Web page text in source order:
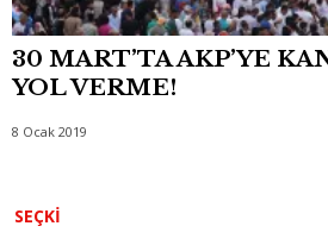
30 MART’TA AKP’YE
YOL VERME!
8 Ocak 2019
SEÇKI